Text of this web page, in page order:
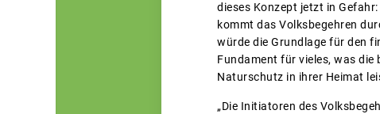
dieses Konzept jetzt in
kommt das Volksbegehren
würde die Grundlage für den
Fundament für vieles, was die
Naturschutz in ihrer Heimat
„Die Initiatoren des